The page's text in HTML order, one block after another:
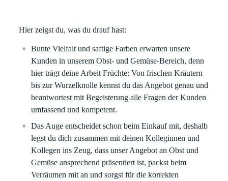
Hier zeigst du, was du drauf hast:
Bunte Vielfalt und saftige Farben erwarten unsere
Kunden in unserem Obst- und Gemüse-Bereich, denn
hier trägt deine Arbeit Früchte: Von frischen Kräutern
bis zur Wurzelknolle kennst du das Angebot genau und
beantwortest mit Begeisterung alle Fragen der Kunden
umfassend und kompetent.
Das Auge entscheidet schon beim Einkauf mit, deshalb
legst du dich zusammen mit deinen Kolleginnen und
Kollegen ins Zeug, dass unser Angebot an Obst und
Gemüse ansprechend präsentiert ist, packst beim
Verräumen mit an und sorgst für die korrekten